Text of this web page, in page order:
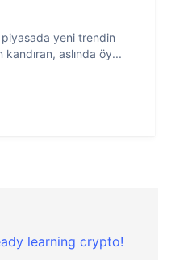
piyasada yeni trendin
kandıran, aslında öy...
learning crypto!